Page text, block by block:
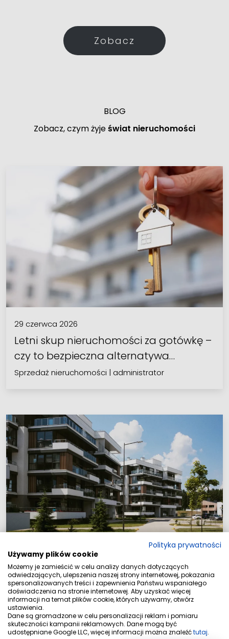
Zobacz
BLOG
Zobacz, czym żyjeświat nieruchomości
29 czerwca 2026
Letni skup nieruchomości za gotówkę –
czy to bezpieczna alternatywa…
Sprzedaż nieruchomości | administrator
29 maja 2026
Sprzedaż mieszkania przez pośrednika
w Malborku i okolicach – lokalne…
Sprzedaż nieruchomości|administrator
Polityka prywatności
Używamy plików cookie
Możemy je zamieścić w celu analizy danych dotyczących
odwiedzających, ulepszenia naszej strony internetowej, pokazania
spersonalizowanych treści i zapewnienia Państwu wspaniałego
doświadczenia na stronie internetowej. Aby uzyskać więcej
informacji na temat plików cookie, których używamy, otwórz
ustawienia.
Dane są gromadzone w celu personalizacji reklam i pomiaru
skuteczności kampanii reklamowych. Dane mogą być
udostępniane Google LLC, więcej informacji można znaleźćtutaj.